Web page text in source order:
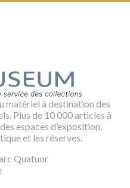
matériel à destination des
Plus de 10 000 articles à
espaces d’exposition,
et les réserves.
Quatuor